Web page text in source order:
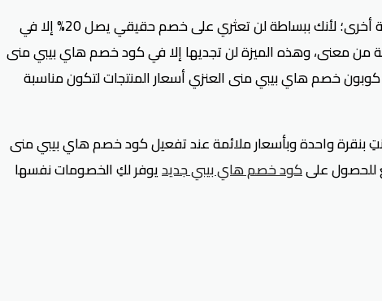
في وجهة أخرى؛ لأنك ببساطة لن تعثري على خصم حقيقي يصل 20% إلا في
معنى، وهذه الميزة لن تجديها إلا في كود خصم هاي بيبي منى
خصم هاي بيبي منى العنزي أسعار المنتجات لتكون مناسبة
بنقرة واحدة وبأسعار ملائمة عند تفعيل كود خصم هاي بيبي منى
للحصول علىكود خصم هاي بيبي جديديوفر لكِ الخصومات نفسها